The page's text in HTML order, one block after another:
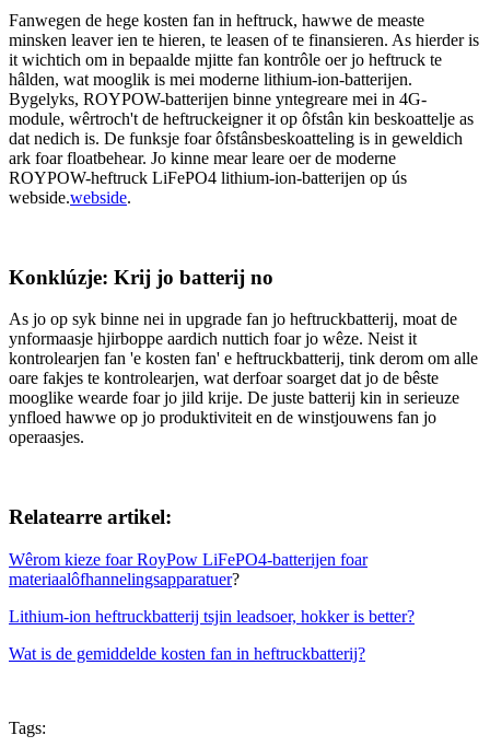
Fanwegen de hege kosten fan in heftruck, hawwe de measte
minsken leaver ien te hieren, te leasen of te finansieren. As hierder is
it wichtich om in bepaalde mjitte fan kontrôle oer jo heftruck te
hâlden, wat mooglik is mei moderne lithium-ion-batterijen.
Bygelyks, ROYPOW-batterijen binne yntegreare mei in 4G-
module, wêrtroch't de heftruckeigner it op ôfstân kin beskoattelje as
dat nedich is. De funksje foar ôfstânsbeskoatteling is in geweldich
ark foar floatbehear. Jo kinne mear leare oer de moderne
ROYPOW-heftruck LiFePO4 lithium-ion-batterijen op ús
webside.webside.
Konklúzje: Krij jo batterij no
As jo ​​​​​​op syk binne nei in upgrade fan jo heftruckbatterij, moat de
ynformaasje hjirboppe aardich nuttich foar jo wêze. Neist it
kontrolearjen fan 'e kosten fan' e heftruckbatterij, tink derom om alle
oare fakjes te kontrolearjen, wat derfoar soarget dat jo de bêste
mooglike wearde foar jo jild krije. De juste batterij kin in serieuze
ynfloed hawwe op jo produktiviteit en de winstjouwens fan jo
operaasjes.
Relatearre artikel:
Wêrom kieze foar RoyPow LiFePO4-batterijen foar
materiaalôfhannelingsapparatuer?
Lithium-ion heftruckbatterij tsjin leadsoer, hokker is better?
Wat is de gemiddelde kosten fan in heftruckbatterij?
Tags: